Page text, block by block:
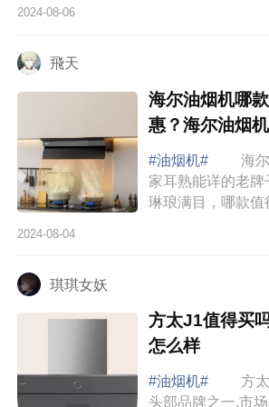
也换了，下面小
2024-08-06
飛天
海尔油烟机哪
惠？海尔油烟
#油烟机#
海尔
家耳熟能详的老
琳琅满目，哪款值
海尔油烟机哪款
2024-08-04
琪琪女妖
方太J1值得买
怎么样
#油烟机#
方太
头部品牌之一,市